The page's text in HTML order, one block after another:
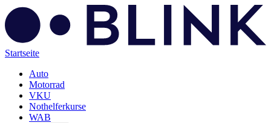
Startseite
Auto
Motorrad
VKU
Nothelferkurse
WAB